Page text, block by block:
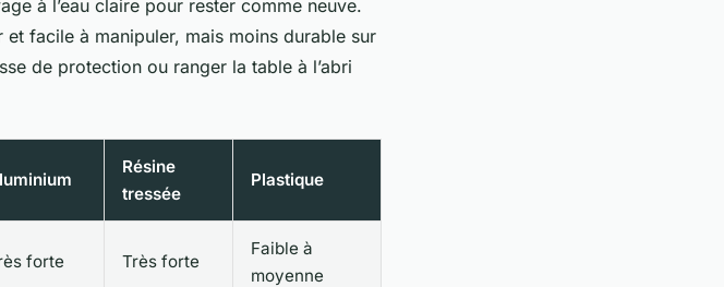
à l’eau claire pour rester comme neuve.
facile à manipuler, mais moins durable sur
de protection ou ranger la table à l’abri
Résine
tressée
Plastique
forte Très forte
Faible à
moyenne